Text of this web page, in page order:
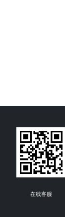
在线客服